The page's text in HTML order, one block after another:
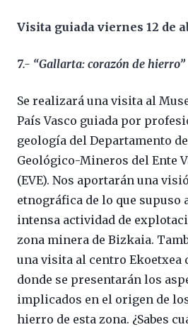
Visita guiada viernes 12 de
7.- “Gallarta: corazón de hierro”
Se realizará una visita al
País Vasco guiada por
geología del Departamento
Geológico-Mineros del Ente
(EVE). Nos aportarán una
etnográfica de lo que supuso
intensa actividad de
zona minera de Bizkaia.
una visita al centro Ekoetxea
donde se presentarán los
implicados en el origen de
hierro de esta zona. ¿Sabes